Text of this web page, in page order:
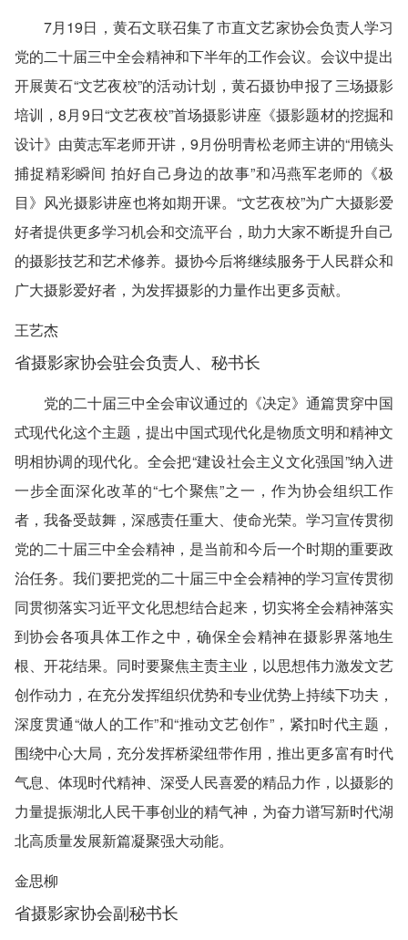
7月19日，黄石文联召集了市直文艺家协会负责人学习
党的二十届三中全会精神和下半年的工作会议。会议中提出
开展黄石“文艺夜校”的活动计划，黄石摄协申报了三场摄影
培训，8月9日“文艺夜校”首场摄影讲座《摄影题材的挖掘和
设计》由黄志军老师开讲，9月份明青松老师主讲的“用镜头
捕捉精彩瞬间 拍好自己身边的故事”和冯燕军老师的《极
目》风光摄影讲座也将如期开课。“文艺夜校”为广大摄影爱
好者提供更多学习机会和交流平台，助力大家不断提升自己
的摄影技艺和艺术修养。摄协今后将继续服务于人民群众和
广大摄影爱好者，为发挥摄影的力量作出更多贡献。
王艺杰
省摄影家协会驻会负责人、秘书长
党的二十届三中全会审议通过的《决定》通篇贯穿中国
式现代化这个主题，提出中国式现代化是物质文明和精神文
明相协调的现代化。全会把“建设社会主义文化强国”纳入进
一步全面深化改革的“七个聚焦”之一，作为协会组织工作
者，我备受鼓舞，深感责任重大、使命光荣。学习宣传贯彻
党的二十届三中全会精神，是当前和今后一个时期的重要政
治任务。我们要把党的二十届三中全会精神的学习宣传贯彻
同贯彻落实习近平文化思想结合起来，切实将全会精神落实
到协会各项具体工作之中，确保全会精神在摄影界落地生
根、开花结果。同时要聚焦主责主业，以思想伟力激发文艺
创作动力，在充分发挥组织优势和专业优势上持续下功夫，
深度贯通“做人的工作”和“推动文艺创作”，紧扣时代主题，
围绕中心大局，充分发挥桥梁纽带作用，推出更多富有时代
气息、体现时代精神、深受人民喜爱的精品力作，以摄影的
力量提振湖北人民干事创业的精气神，为奋力谱写新时代湖
北高质量发展新篇凝聚强大动能。
金思柳
省摄影家协会副秘书长